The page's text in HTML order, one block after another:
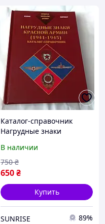
Каталог-справочник
Нагрудные знаки
1945гг. No Brandrva
(hub_i9ags1)
В наличии
650₴
750 ₴
Купить
SUNRISE 89%